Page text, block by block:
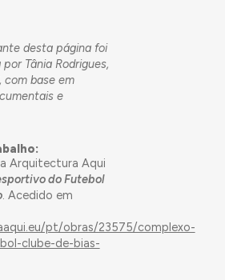
desta página foi
Tânia Rodrigues,
com base em
e
Arquitectura Aqui
do Futebol
. Acedido em
pt/obras/23575/complexo-
clube-de-bias-